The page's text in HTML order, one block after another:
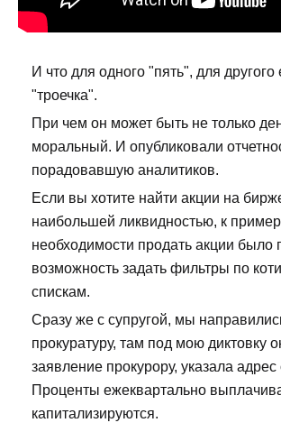
И что для одного "пять", для
"троечка".
При чем он может быть не только
моральный. И опубликовали
порадовавшую аналитиков.
Если вы хотите найти акции на
наибольшей ликвидностью, к
необходимости продать акции было
возможность задать фильтры по
спискам.
Сразу же с супругой, мы
прокуратуру, там под мою диктовку
заявление прокурору, указала адрес
Проценты ежеквартально
капитализируются.